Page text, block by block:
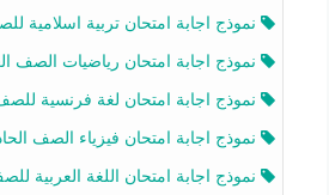
نموذج اجابة امتحان تربية اسلامية للصف الحادي
نموذج اجابة امتحان رياضيات الصف العاشر
نموذج اجابة امتحان لغة فرنسية للصف الحادي عشر
نموذج اجابة امتحان فيزياء الصف الحادي عشر
نموذج اجابة امتحان اللغة العربية للصف